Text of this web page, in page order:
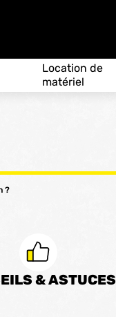
Location de
matériel
?
& ASTUCES